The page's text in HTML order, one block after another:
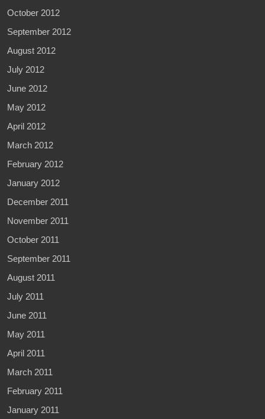
October 2012
September 2012
August 2012
July 2012
June 2012
May 2012
April 2012
March 2012
February 2012
January 2012
December 2011
November 2011
October 2011
September 2011
August 2011
July 2011
June 2011
May 2011
April 2011
March 2011
February 2011
January 2011